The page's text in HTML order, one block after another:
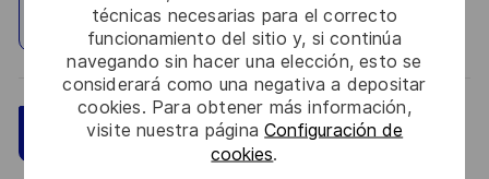
técnicas necesarias para el correcto
funcionamiento del sitio y, si continúa
navegando sin hacer una elección, esto se
considerará como una negativa a depositar
cookies. Para obtener más información,
visite nuestra páginaConfiguración de
cookies.
Explorar ubicación
Aplicar ahora Guardar